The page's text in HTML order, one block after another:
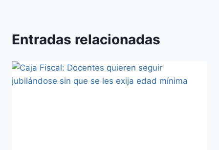
Entradas relacionadas